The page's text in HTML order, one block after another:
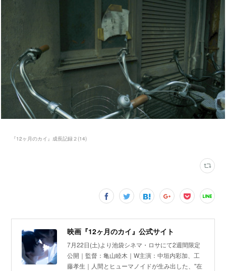
『12ヶ月のカイ』成長記録２(14)
映画『12ヶ月のカイ』公式サイト
7月22日(土)より池袋シネマ・ロサにて2週間限定
公開｜監督：亀山睦木｜W主演：中垣内彩加、工
藤孝生｜人間とヒューマノイドが生み出した、"在